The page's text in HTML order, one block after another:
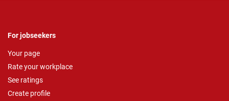
For jobseekers
Your page
Rate your workplace
See ratings
Create profile